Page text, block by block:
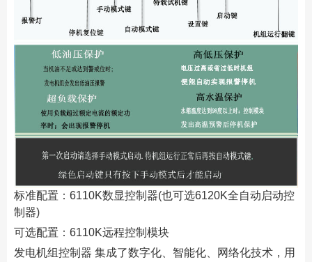
标准配置：6110K数显控制器(也可选6120K全自动启动控
制器)
可选配置：6110K远程控制模块
发电机组控制器 集成了数字化、智能化、网络化技术，用